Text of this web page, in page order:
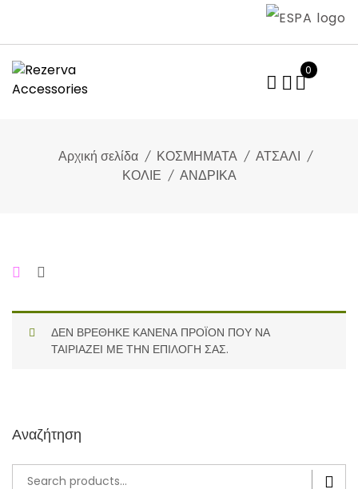
content
0
Αρχική σελίδα ΚΟΣΜΗΜΑΤΑ
ΑΤΣΑΛΙ
ΚΟΛΙΕ
ΑΝΔΡΙΚΑ
Αναζήτηση
Search
ΔΕΝ ΒΡΈΘΗΚΕ ΚΑΝΈΝΑ ΠΡΟΪΌΝ ΠΟΥ ΝΑ
ΤΑΙΡΙΆΖΕΙ ΜΕ ΤΗΝ ΕΠΙΛΟΓΉ ΣΑΣ.